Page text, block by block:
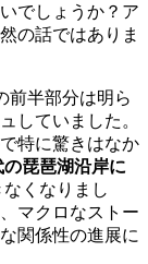
でしょうか？ア
の話ではありま
前半部分は明ら
していました。
特に驚きはなか
琵琶湖沿岸に
くなりまし
マクロなストー
関係性の進展に